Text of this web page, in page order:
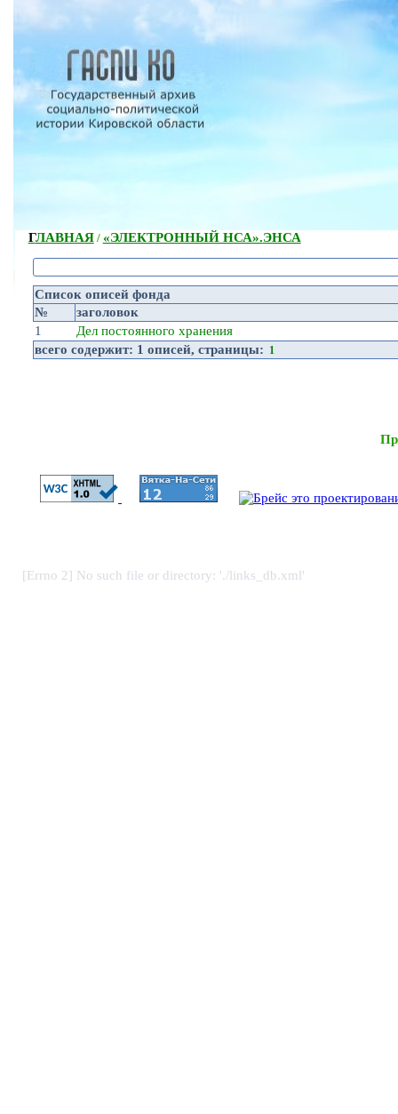
ГЛАВНАЯ/ «ЭЛЕКТРОННЫЙ НСА».ЭНСА
Список описей фонда
№
заголовок
1
Дел постоянного хранения
всего содержит: 1 описей, страницы: 1
[Errno 2] No such file or directory: './links_db.xml'